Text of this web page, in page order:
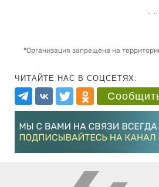
*Организация запрещена на
ЧИТАЙТЕ НАС В СОЦСЕТЯХ: